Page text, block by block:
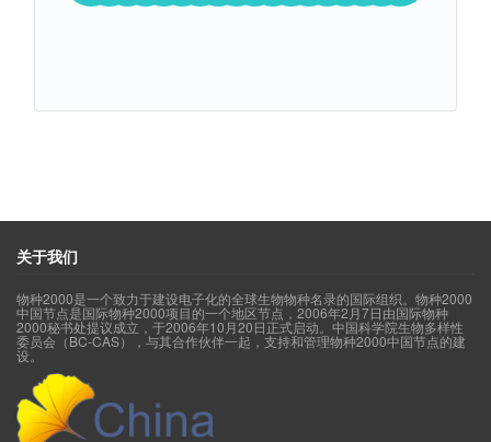
关于我们
物种2000是一个致力于建设电子化的全球生物物种名录的国际组织。物种2000
中国节点是国际物种2000项目的一个地区节点，2006年2月7日由国际物种
2000秘书处提议成立，于2006年10月20日正式启动。中国科学院生物多样性
委员会（BC-CAS），与其合作伙伴一起，支持和管理物种2000中国节点的建
设。